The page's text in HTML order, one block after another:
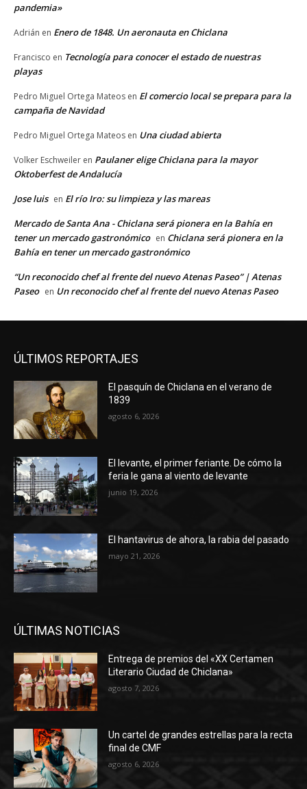
pandemia»
Adrián en Enero de 1848. Un aeronauta en Chiclana
Francisco en Tecnología para conocer el estado de nuestras
playas
Pedro Miguel Ortega Mateos en El comercio local se prepara para la
campaña de Navidad
Pedro Miguel Ortega Mateos en Una ciudad abierta
Volker Eschweiler en Paulaner elige Chiclana para la mayor
Oktoberfest de Andalucía
Jose luis en El río Iro: su limpieza y las mareas
Mercado de Santa Ana - Chiclana será pionera en la Bahía en
tener un mercado gastronómico en Chiclana será pionera en la
Bahía en tener un mercado gastronómico
“Un reconocido chef al frente del nuevo Atenas Paseo” | Atenas
Paseo en Un reconocido chef al frente del nuevo Atenas Paseo
ÚLTIMOS REPORTAJES
El pasquín de Chiclana en el verano de
1839
agosto 6, 2026
El levante, el primer feriante. De cómo la
feria le gana al viento de levante
junio 19, 2026
El hantavirus de ahora, la rabia del pasado
mayo 21, 2026
ÚLTIMAS NOTICIAS
Entrega de premios del «XX Certamen
Literario Ciudad de Chiclana»
agosto 7, 2026
Un cartel de grandes estrellas para la recta
final de CMF
agosto 6, 2026